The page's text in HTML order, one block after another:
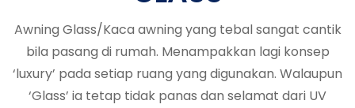
Awning Glass/Kaca awning yang tebal sangat cantik
bila pasang di rumah. Menampakkan lagi konsep
‘luxury’ pada setiap ruang yang digunakan. Walaupun
‘Glass’ ia tetap tidak panas dan selamat dari UV